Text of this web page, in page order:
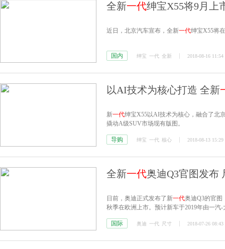
全新一代绅宝X55将9月上
近日，北京汽车宣布，全新一代绅宝X55将
国内 绅宝 一代 全新 2018-08-16 11:54
以AI技术为核心打造 全新
新一代绅宝X55以AI技术为核心，融合了北
撬动A级SUV市场现有版图。
导购 绅宝 一代 核心 2018-08-13 15:29
全新一代奥迪Q3官图发布
日前，奥迪正式发布了新一代奥迪Q3的官图
秋季在欧洲上市。预计新车于2019年由一
国际 奥迪 一代 尺寸 2018-07-26 08:43